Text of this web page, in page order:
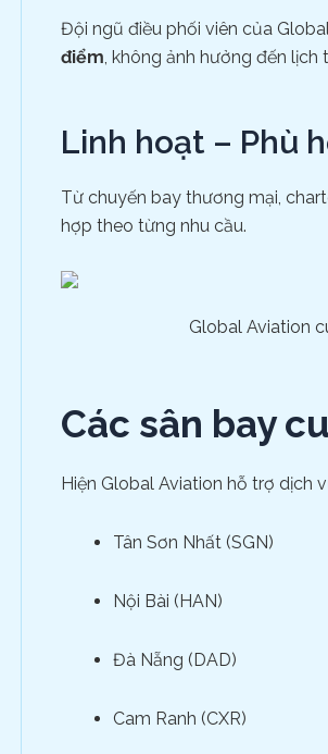
Đội ngũ điều phối viên của
điểm, không ảnh hưởng đến lịch
Linh hoạt – Phù
Từ chuyến bay thương mại,
hợp theo từng nhu cầu.
Global Aviation
Các sân bay
Hiện Global Aviation hỗ trợ dịch
Tân Sơn Nhất (SGN)
Nội Bài (HAN)
Đà Nẵng (DAD)
Cam Ranh (CXR)